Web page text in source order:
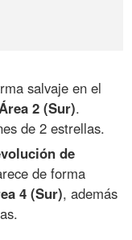
salvaje en el
2 (Sur).
de 2 estrellas.
de
de forma
4 (Sur), además